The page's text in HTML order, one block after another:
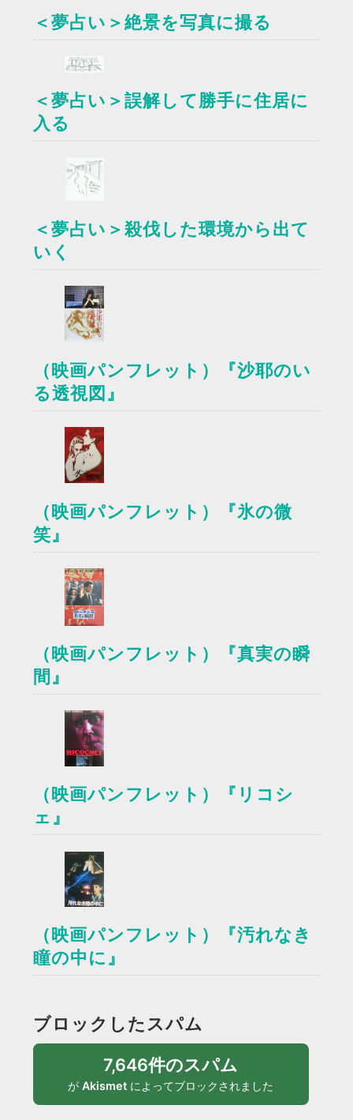
＜夢占い＞絶景を写真に撮る
＜夢占い＞誤解して勝手に住居に
入る
＜夢占い＞殺伐した環境から出て
いく
（映画パンフレット）『沙耶のい
る透視図』
（映画パンフレット）『氷の微
笑』
（映画パンフレット）『真実の瞬
間』
（映画パンフレット）『リコシ
ェ』
（映画パンフレット）『汚れなき
瞳の中に』
ブロックしたスパム
7,646件のスパム
がAkismet によってブロックされました